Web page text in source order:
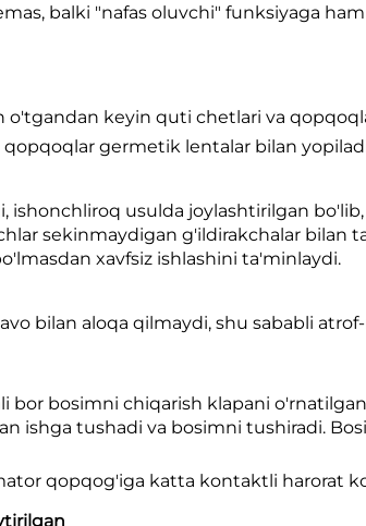
balki "nafas oluvchi" funksiyaga
o'tgandan keyin quti chetlari va
germetik lentalar bilan
ishonchliroq usulda joylashtirilgan
sekinmaydigan g'ildirakchalar bilan
xavfsiz ishlashini ta'minlaydi.
bilan aloqa qilmaydi, shu sababli
bor bosimni chiqarish klapani
ishga tushadi va bosimni tushiradi.
qopqog'iga katta kontaktli harorat